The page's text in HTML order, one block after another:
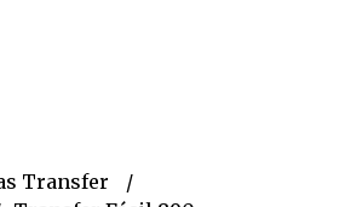
Transfer